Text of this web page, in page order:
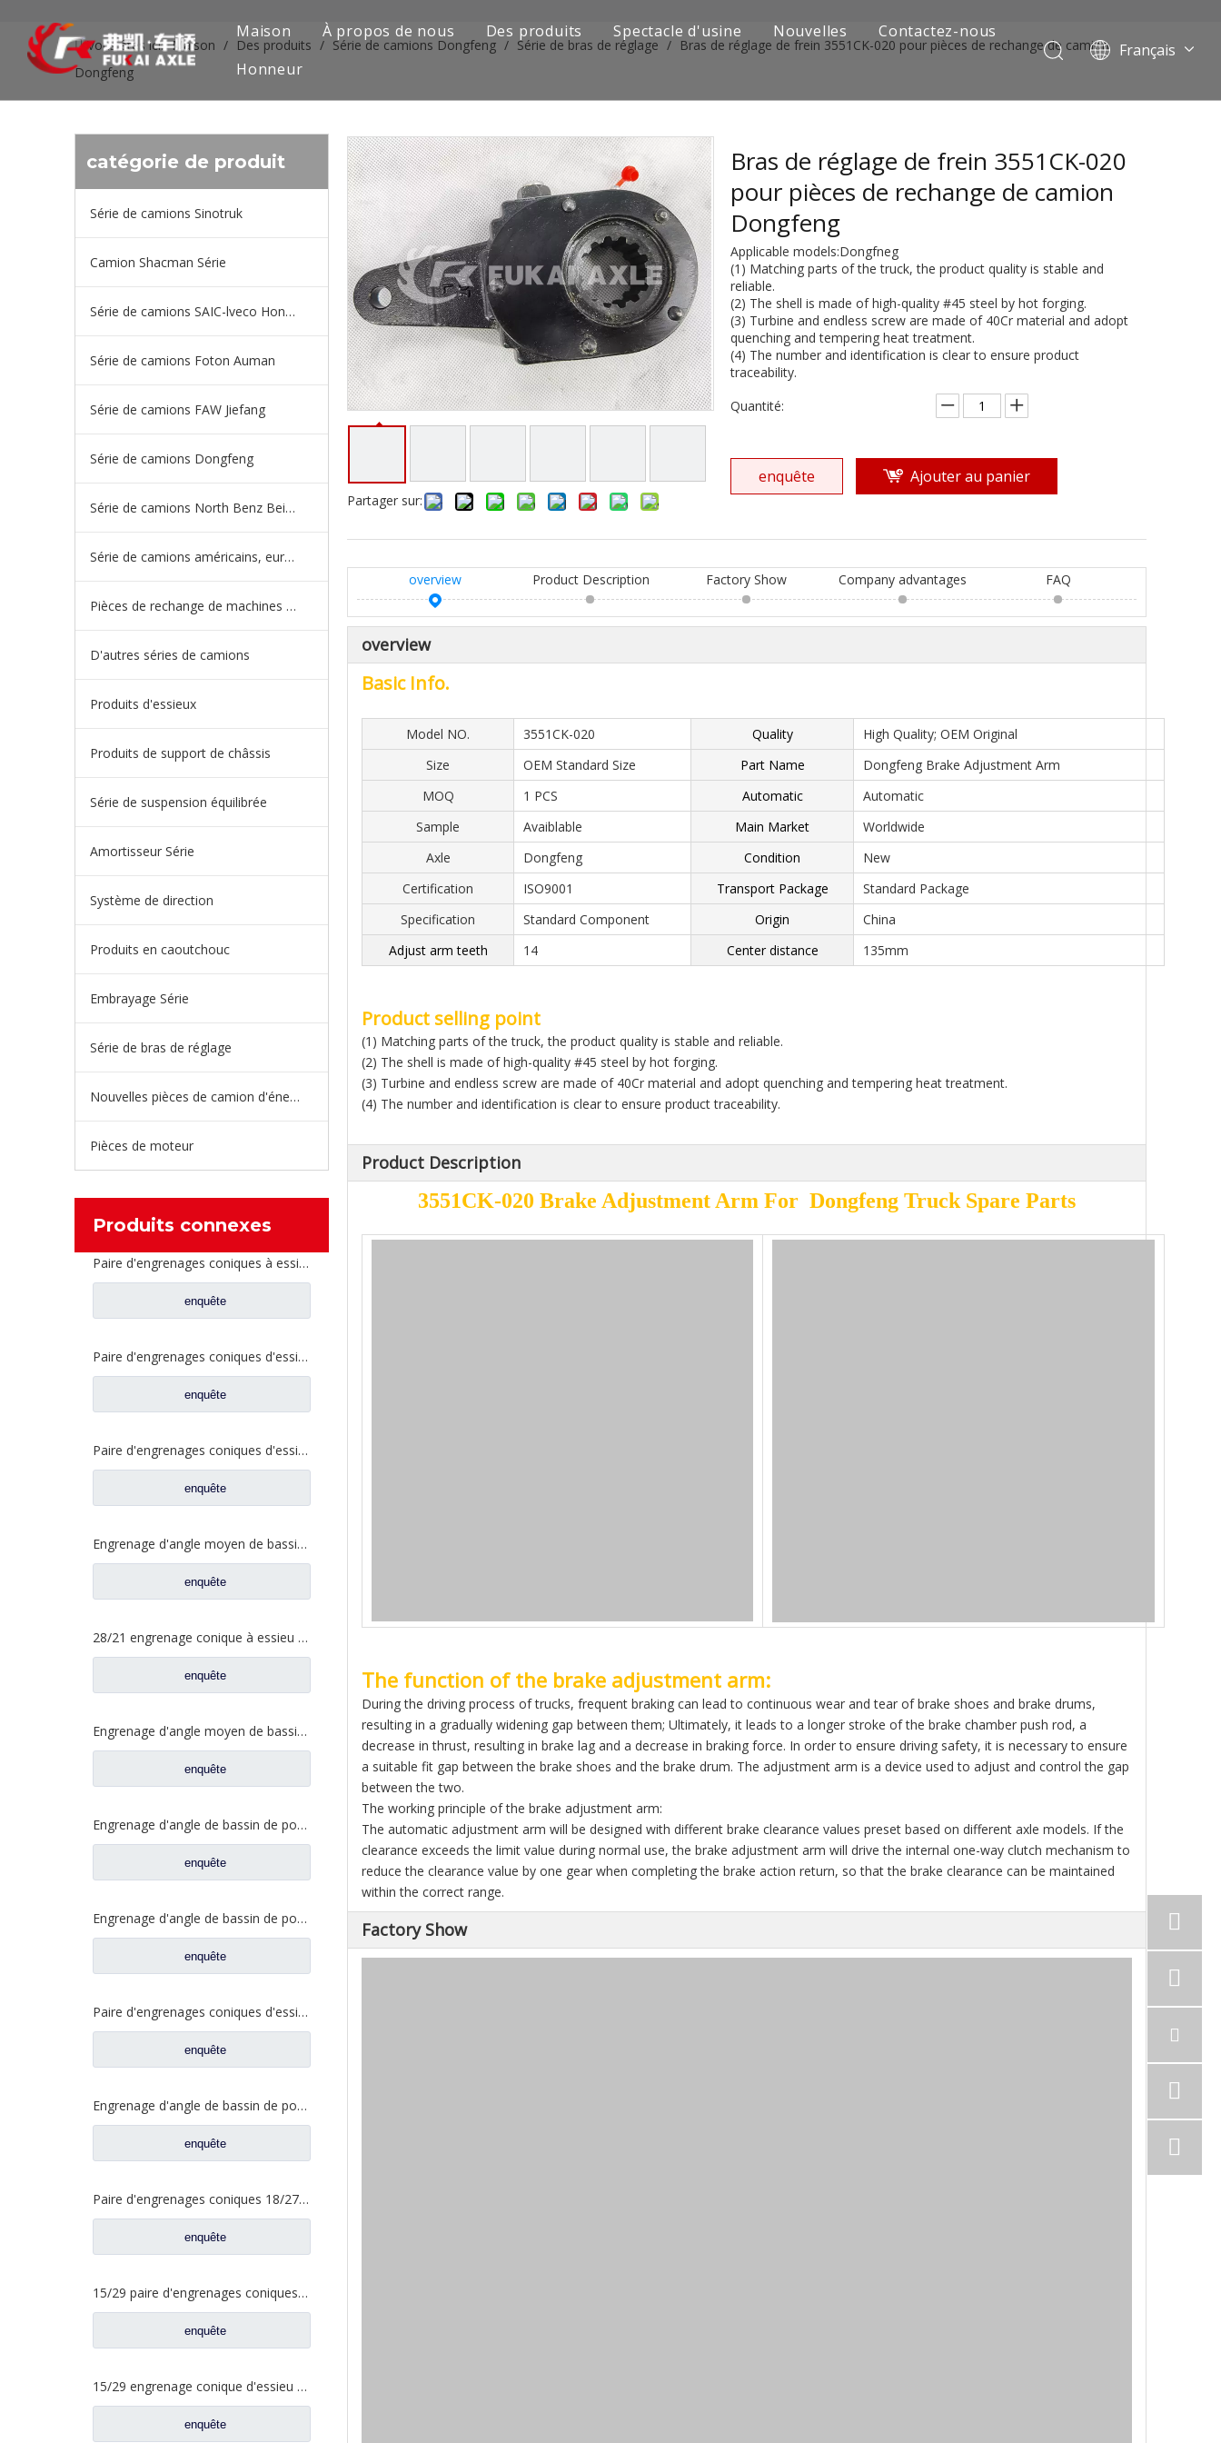
Maison À propos de nous Des produits
Série de camions SAIC-lveco Hongyan
Série de camions Foton Auman
Série de camions FAW Jiefang
Série de camions Dongfeng
Série de camions européens et japonais
Pièces de rechange de machines d'ingénierie de camion minier
D'autres séries de camions
Spectacle d'usine Nouvelles
Contactez-nous
Honneur
Français
Pусский
Español
Vous êtes ici: Maison / Des produits / Série de camions Dongfeng / Série de bras de réglage / Bras de réglage de frein 3551CK-020 pour pièces de rechange de camion
Dongfeng
catégorie de produit
Série de camions Sinotruk
Camion Shacman Série
Série de camions SAIC-lveco Hongyan
Série de camions Foton Auman
Série de camions FAW Jiefang
Série de camions Dongfeng
Série de camions North Benz Beiben
Série de camions américains, européens et japonais
Pièces de rechange de machines d'ingénierie de camion minier
D'autres séries de camions
Produits d'essieux
Produits de support de châssis
Série de suspension équilibrée
Amortisseur Série
Système de direction
Produits en caoutchouc
Embrayage Série
Série de bras de réglage
Nouvelles pièces de camion d'énergie
Pièces de moteur
Produits connexes
Paire d'engrenages coniques à essieu moyen 27/18 pour pièces de rechange de camion Ankai & BENZ Foton Auman HFF2502040/41CK1BZ
enquête
Paire d'engrenages coniques d'essieu arrière 21/28 pour pièces de rechange de camion Ankai & BENZ Foton Auman HFF2402038/39CK1BZ
enquête
Paire d'engrenages coniques d'essieu arrière 18/27 pour pièces de rechange de camion Ankai & BENZ Foton Auman HFF2402040/41CK1BZ
enquête
Engrenage d'angle moyen de bassin de pont pour les pièces de rechange 42104456 de camion de SAIC Hongyan
enquête
28/21 engrenage conique à essieu moyen pour essieu Ankai essieu Benz Foton Auman pièces de rechange de camion HFF2502038/39CK1BZ
enquête
Engrenage d'angle moyen de bassin de pont pour les pièces de rechange 5801845742 de camion de SAIC Hongyan
enquête
Engrenage d'angle de bassin de pont moyen pour pièces de rechange Shamcan DelongTruck 81.35199.6535
enquête
Engrenage d'angle de bassin de pont arrière pour pièces de rechange Shamcan DelongTruck 81.35199.6554
enquête
Paire d'engrenages coniques d'essieu moyen 28/21 pour pièces de rechange de camion FAW Jiefang d'essieu A0E 2502036/037-A0E
enquête
Engrenage d'angle de bassin de pont moyen pour pièces de rechange Shamcan DelongTruck 81.35199.6587
enquête
Paire d'engrenages coniques 18/27 pour pièces de rechange 2502ZHS1827-025/026 de camion de levage en T de l'essieu Dena Dongfeng
enquête
15/29 paire d'engrenages coniques à essieu moyen pour Ankai & Benz essieu Foton Auman nord Benz Beiben camion pièces de rechange A3463535310
enquête
15/29 engrenage conique d'essieu arrière pour Ankai & Benz essieu Foton Auman nord Benz Beiben camion pièces de rechange 24.02.101
enquête
Partager sur:
Bras de réglage de frein 3551CK-020
pour pièces de rechange de camion
Dongfeng
Applicable models:Dongfneg
(1) Matching parts of the truck, the product quality is stable and
reliable.
(2) The shell is made of high-quality #45 steel by hot forging.
(3) Turbine and endless screw are made of 40Cr material and adopt
quenching and tempering heat treatment.
(4) The number and identification is clear to ensure product
traceability.
Quantité:
enquête Ajouter au panier
overview Product Description Factory Show Company advantages FAQ
overview
Basic Info.
Model NO. 3551CK-020 Quality
High Quality; OEM Original
Size
OEM Standard Size Part Name
Dongfeng Brake Adjustment Arm
MOQ
1 PCS Automatic
Automatic
Sample
Avaiblable Main Market
Worldwide
Axle
Dongfeng Condition
New
Certification
ISO9001 Transport Package
Standard Package
Specification
Standard Component Origin
China
Adjust arm teeth
14 Center distance 135mm
Product selling point
(1) Matching parts of the truck, the product quality is stable and reliable.
(2) The shell is made of high-quality #45 steel by hot forging.
(3) Turbine and endless screw are made of 40Cr material and adopt quenching and tempering heat treatment.
(4) The number and identification is clear to ensure product traceability.
Product Description
3551CK-020 Brake Adjustment Arm For Dongfeng Truck Spare Parts
The function of the brake adjustment arm:
During the driving process of trucks, frequent braking can lead to continuous wear and tear of brake shoes and brake drums,
resulting in a gradually widening gap between them; Ultimately, it leads to a longer stroke of the brake chamber push rod, a
decrease in thrust, resulting in brake lag and a decrease in braking force. In order to ensure driving safety, it is necessary to ensure
a suitable fit gap between the brake shoes and the brake drum. The adjustment arm is a device used to adjust and control the gap
between the two.
The working principle of the brake adjustment arm:
The automatic adjustment arm will be designed with different brake clearance values preset based on different axle models. If the
clearance exceeds the limit value during normal use, the brake adjustment arm will drive the internal one-way clutch mechanism to
reduce the clearance value by one gear when completing the brake action return, so that the brake clearance can be maintained
within the correct range.
Factory Show